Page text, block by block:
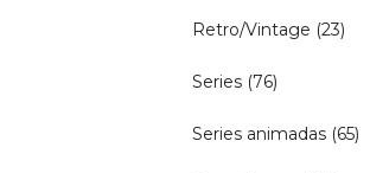
Retro/Vintage (23)
Series (76)
Series animadas (65)